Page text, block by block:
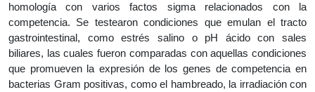
homología con varios factos sigma relacionados con la
competencia. Se testearon condiciones que emulan el tracto
gastrointestinal, como estrés salino o pH ácido con sales
biliares, las cuales fueron comparadas con aquellas condiciones
que promueven la expresión de los genes de competencia en
bacterias Gram positivas, como el hambreado, la irradiación con